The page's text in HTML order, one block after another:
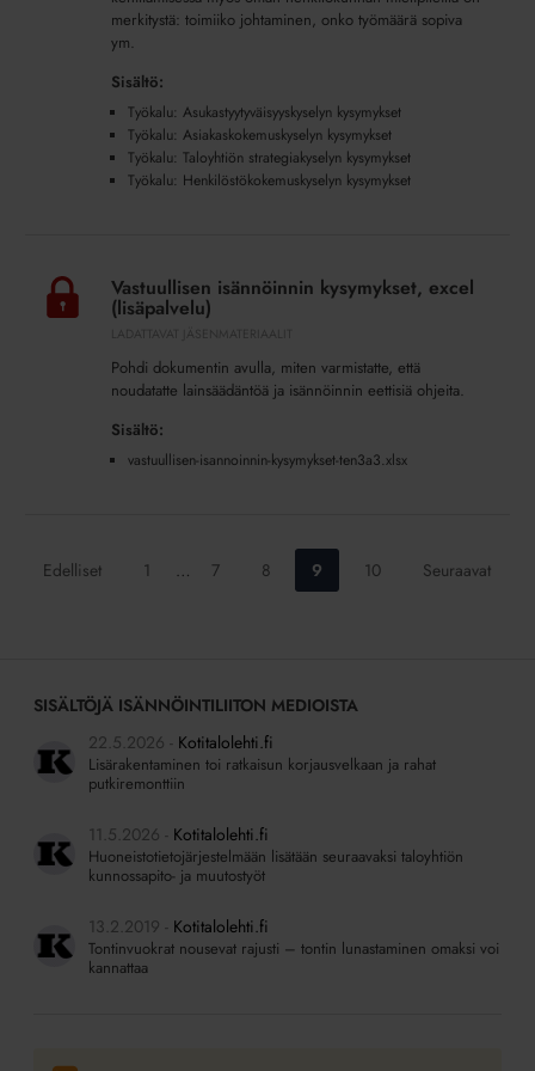
merkitystä: toimiiko johtaminen, onko työmäärä sopiva
ym.
Sisältö:
Työkalu: Asukastyytyväisyyskyselyn kysymykset
Työkalu: Asiakaskokemuskyselyn kysymykset
Työkalu: Taloyhtiön strategiakyselyn kysymykset
Työkalu: Henkilöstökokemuskyselyn kysymykset
isännöinnin
kysymykset,
excel
Vastuullisen isännöinnin kysymykset, excel
(lisäpalvelu)
Pohdi dokumentin avulla, miten varmistatte, että
noudatatte lainsäädäntöä ja isännöinnin eettisiä ohjeita.
Sisältö:
vastuullisen-isannoinnin-kysymykset-ten3a3.xlsx
Edelliset
Siirry
1 …
Siirry
7
Siirry
sivulle:
8
Siirry
sivulle:
9
Siirry
10 Seuraavat
SISÄLTÖJÄ ISÄNNÖINTILIITON MEDIOISTA
22.5.2026
Kotitalolehti.fi
Lisärakentaminen toi ratkaisun korjausvelkaan ja rahat
putkiremonttiin
11.5.2026 Kotitalolehti.fi
Huoneistotietojärjestelmään lisätään seuraavaksi taloyhtiön
kunnossapito- ja muutostyöt
13.2.2019 Kotitalolehti.fi
Tontinvuokrat nousevat rajusti – tontin lunastaminen omaksi voi
kannattaa